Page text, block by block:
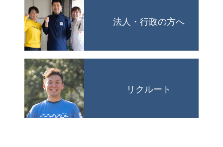
法人・行政の方へ
リクルート